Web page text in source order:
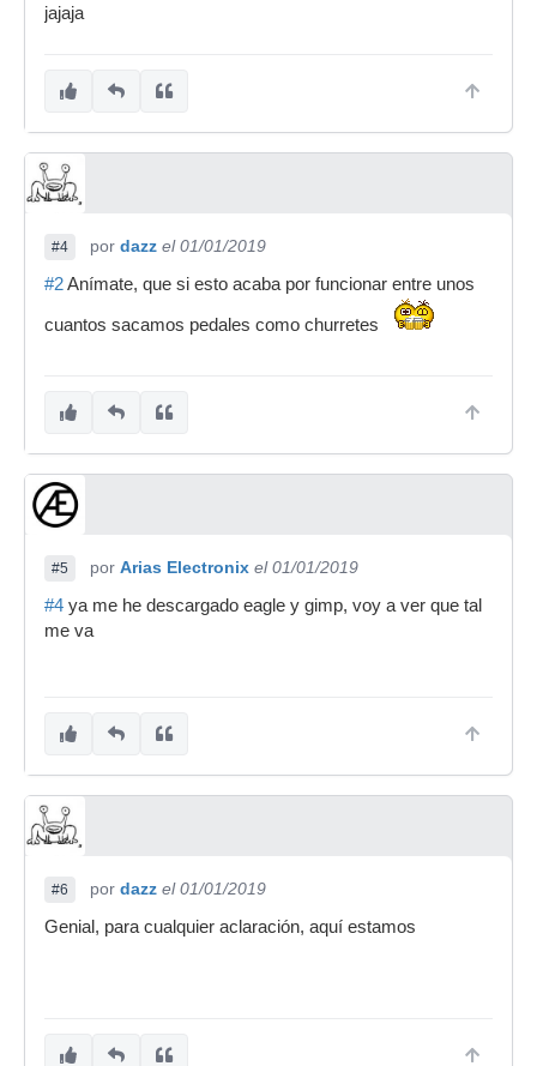
jajaja
#4 por dazz el 01/01/2019
#2Anímate, que si esto acaba por funcionar entre unos
cuantos sacamos pedales como churretes
#5 por Arias Electronix el 01/01/2019
#4 ya me he descargado eagle y gimp, voy a ver que tal
me va
#6 por dazz el 01/01/2019
Genial, para cualquier aclaración, aquí estamos